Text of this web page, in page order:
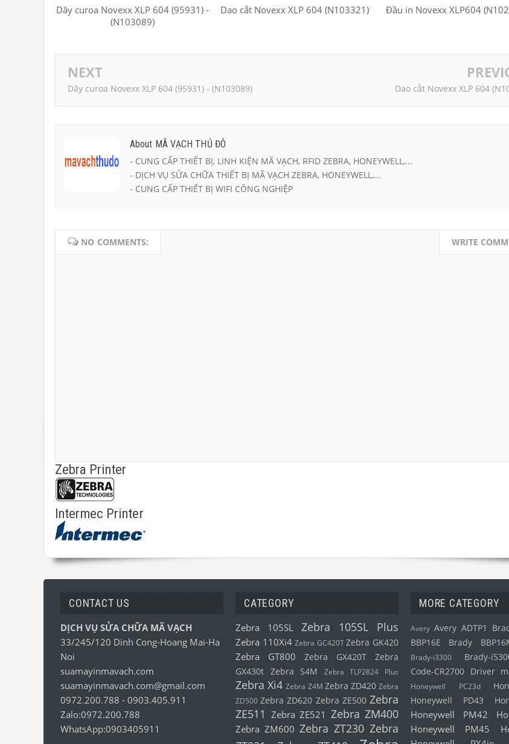
Dây curoa Novexx XLP 604 (95931) -
(N103089)
Dao cắt Novexx XLP 604 (N103321) Đầu in Novexx XLP604
NEXT
Dây curoa Novexx XLP 604 (95931) - (N103089) Dao cắt Novexx XLP 604
About MÃ VẠCH THỦ ĐÔ
- CUNG CẤP THIẾT BỊ, LINH KIỆN MÃ VẠCH, RFID ZEBRA, HONEYWELL,...
- DỊCH VỤ SỬA CHỮA THIẾT BỊ MÃ VẠCH ZEBRA, HONEYWELL,...
- CUNG CẤP THIẾT BỊ WIFI CÔNG NGHIỆP
NO COMMENTS: WRITE
Zebra Printer
Intermec Printer
CONTACT US
DỊCH VỤ SỬA CHỮA MÃ VẠCH
33/245/120 Dinh Cong-Hoang Mai-Ha
Noi
suamayinmavach.com
suamayinmavach.com@gmail.com
0972.200.788 - 0903.405.911
Zalo:0972.200.788
WhatsApp:0903405911
CATEGORY
Zebra 105SL Zebra 105SL Plus
Zebra 110Xi4 Zebra GC420T Zebra GK420
Zebra GT800 Zebra GX420T
Zebra
GX430t
Zebra S4M Zebra TLP2824 Plus
Zebra Xi4 Zebra Z4M Zebra ZD420 Zebra
ZD500 Zebra ZD620 Zebra ZE500 Zebra
ZE511 Zebra ZE521 Zebra ZM400
Zebra ZM600 Zebra ZT230 Zebra
MORE CATEGORY
Avery Avery ADTP1
BBP16E
Brady
Brady-i3300 Brady-
Code-CR2700
Driver
Honeywell PC23d
Honeywell PD43
Honeywell PM42
Honeywell PM45